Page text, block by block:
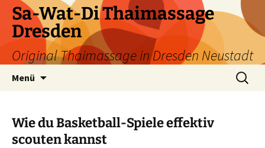
Zum
Inhalt
springen
Sa-Wat-Di Thaimassage
Dresden
Original Thaimassage in Dresden Neustadt
Menü
Suchen
nach:
Wie du Basketball-Spiele effektiv
scouten kannst